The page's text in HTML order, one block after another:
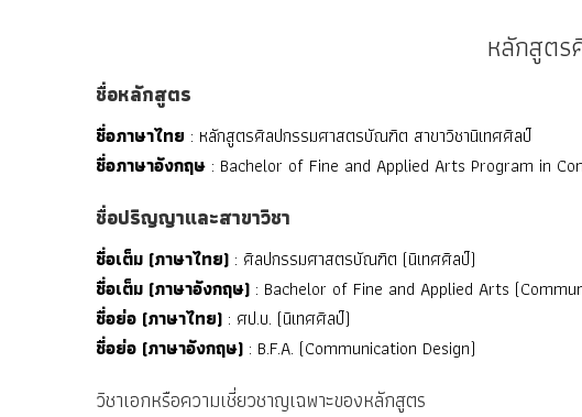
หลักสูตร
ชื่อหลักสูตร
ชื่อภาษาไทย : หลักสูตรศิลปกรรมศาสตรบัณฑิต สาขาวิชานิเทศศิลป์
ชื่อภาษาอังกฤษ : Bachelor of Fine and Applied Arts Program in
ชื่อปริญญาและสาขาวิชา
ชื่อเต็ม (ภาษาไทย) : ศิลปกรรมศาสตรบัณฑิต (นิเทศศิลป์)
ชื่อเต็ม (ภาษาอังกฤษ) : Bachelor of Fine and Applied Arts
ชื่อย่อ (ภาษาไทย) : ศป.บ. (นิเทศศิลป์)
ชื่อย่อ (ภาษาอังกฤษ) : B.F.A. (Communication Design)
วิชาเอกหรือความเชี่ยวชาญเฉพาะของหลักสูตร